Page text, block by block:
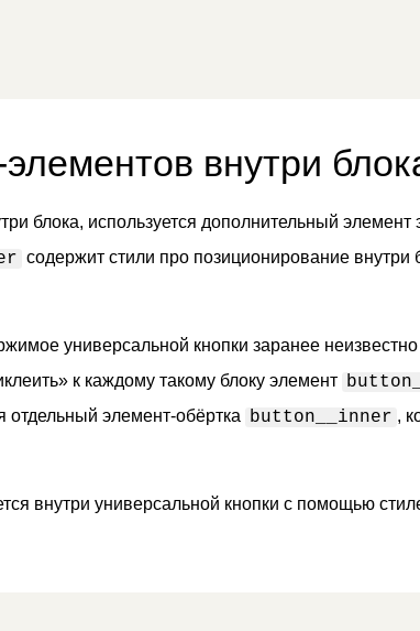
внутри
блока, используется дополнительный элемент
содержит стили про позиционирование внутри
универсальной кнопки заранее
к каждому такому блоку элемент
отдельный элемент-обёртка button__inner ,
внутри универсальной кнопки с помощью